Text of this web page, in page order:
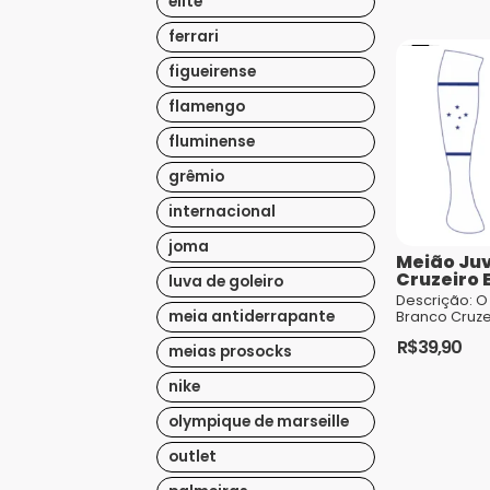
ferrari
figueirense
flamengo
fluminense
grêmio
internacional
joma
luva de goleiro
meia antiderrapante
meias prosocks
nike
olympique de marseille
outlet
prática
Meião
Cruzeiro
Descrição:
Branco
torcedores
R$39,90